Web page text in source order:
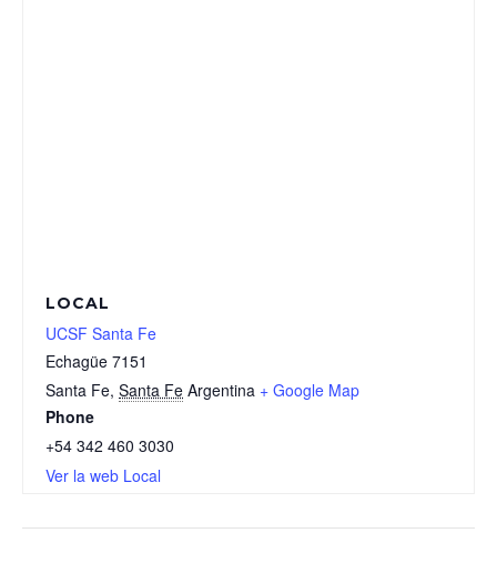
LOCAL
UCSF Santa Fe
Echagüe 7151
Santa Fe, Santa Fe Argentina + Google Map
Phone
+54 342 460 3030
Ver la web Local